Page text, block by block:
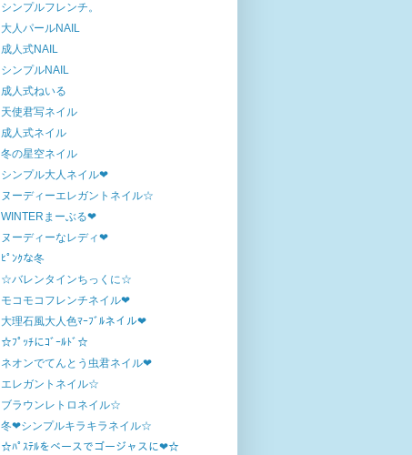
シンプルフレンチ。
大人パールNAIL
成人式NAIL
シンプルNAIL
成人式ねいる
天使君写ネイル
成人式ネイル
冬の星空ネイル
シンプル大人ネイル❤
ヌーディーエレガントネイル☆
WINTERまーぶる❤
ヌーディーなレディ❤
ﾋﾟﾝｸな冬
☆バレンタインちっくに☆
モコモコフレンチネイル❤
大理石風大人色ﾏｰﾌﾞﾙネイル❤
☆ﾌﾟｯﾁにｺﾞｰﾙﾄﾞ☆
ネオンでてんとう虫君ネイル❤
エレガントネイル☆
ブラウンレトロネイル☆
冬❤シンプルキラキラネイル☆
☆ﾊﾟｽﾃﾙをベースでゴージャスに❤☆